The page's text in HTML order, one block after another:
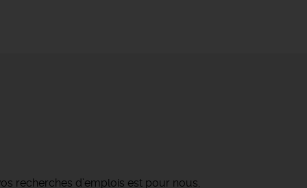
recherches d’emplois est pour nous,